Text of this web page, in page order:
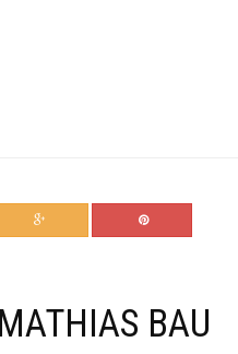
BAU